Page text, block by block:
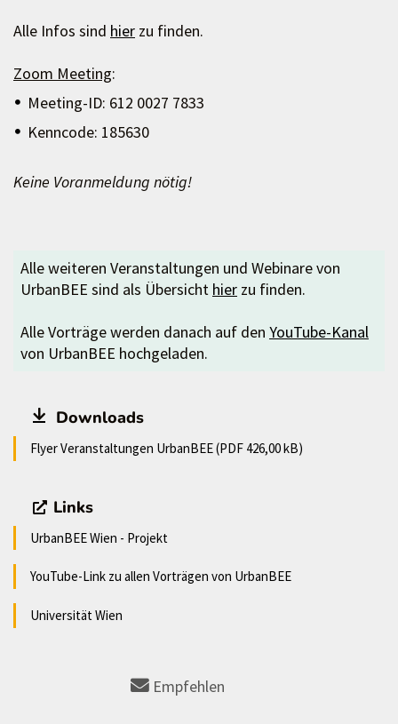
Alle Infos sind hier zu finden.
Zoom Meeting:
Meeting-ID: 612 0027 7833
Kenncode: 185630
Keine Voranmeldung nötig!
Alle weiteren Veranstaltungen und Webinare von
UrbanBEE sind als Übersicht hier zu finden.
Alle Vorträge werden danach auf den YouTube-Kanal
von UrbanBEE hochgeladen.
Downloads
Flyer Veranstaltungen UrbanBEE (PDF 426,00 kB)
Links
UrbanBEE Wien - Projekt
YouTube-Link zu allen Vorträgen von UrbanBEE
Universität Wien
Empfehlen